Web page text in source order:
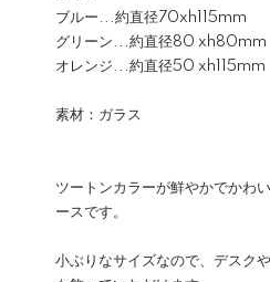
ブルー...約直径70xh115mm
グリーン...約直径80 xh80mm
オレンジ...約直径50 xh115mm
素材：ガラス
ツートンカラーが鮮やかでかわ
ースです。
小ぶりなサイズなので、デスク